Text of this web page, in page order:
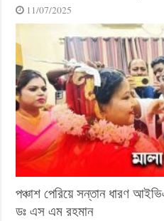
11/07/2025
পঞ্চাশ পেরিয়ে সন্তান ধারণ
ডঃ এস এম রহমান